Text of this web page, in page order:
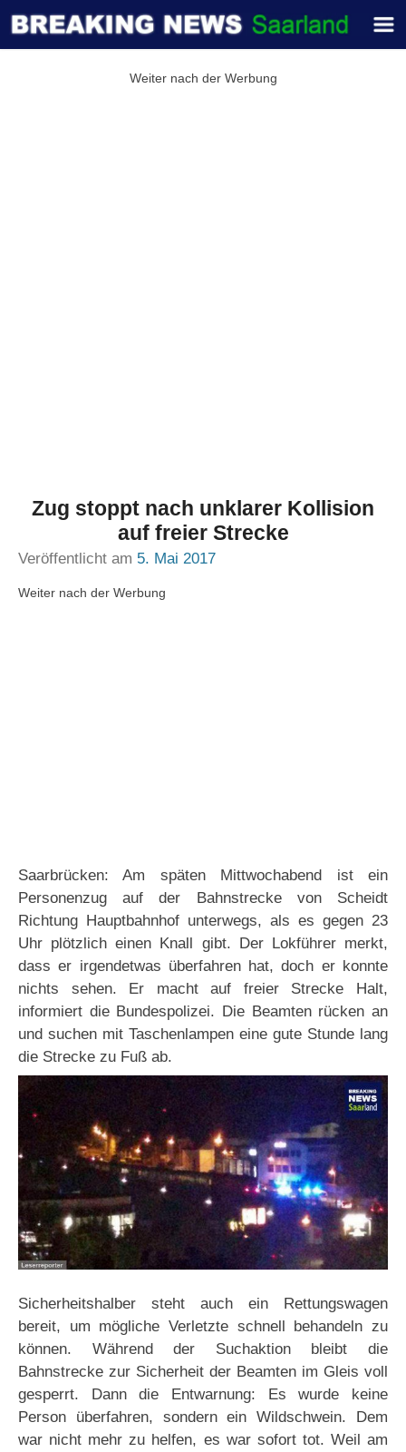
Weiter nach der Werbung
Zug stoppt nach unklarer Kollision
auf freier Strecke
Veröffentlicht am 5. Mai 2017
Weiter nach der Werbung
Saarbrücken: Am späten Mittwochabend ist ein
Personenzug auf der Bahnstrecke von Scheidt
Richtung Hauptbahnhof unterwegs, als es gegen 23
Uhr plötzlich einen Knall gibt. Der Lokführer merkt,
dass er irgendetwas überfahren hat, doch er konnte
nichts sehen. Er macht auf freier Strecke Halt,
informiert die Bundespolizei. Die Beamten rücken an
und suchen mit Taschenlampen eine gute Stunde lang
die Strecke zu Fuß ab.
Sicherheitshalber steht auch ein Rettungswagen
bereit, um mögliche Verletzte schnell behandeln zu
können. Während der Suchaktion bleibt die
Bahnstrecke zur Sicherheit der Beamten im Gleis voll
gesperrt. Dann die Entwarnung: Es wurde keine
Person überfahren, sondern ein Wildschwein. Dem
war nicht mehr zu helfen, es war sofort tot. Weil am